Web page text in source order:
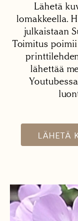
Lähetä
lomakkeella.
julkaistaan
Toimitus
lähettää
LÄHETÄ